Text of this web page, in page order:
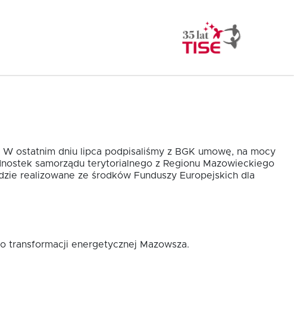
ostatnim dniu lipca podpisaliśmy z BGK umowę, na mocy
samorządu terytorialnego z Regionu Mazowieckiego
realizowane ze środków Funduszy Europejskich dla
transformacji energetycznej Mazowsza.